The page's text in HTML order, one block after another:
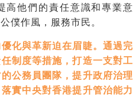
高他們的責任意識和專業意
僕作風，服務市民。
化與革新迫在眉睫。通過完
制度等措施，打造一支對工
公務員團隊，提升政府治理
實中央對香港提升管治能力